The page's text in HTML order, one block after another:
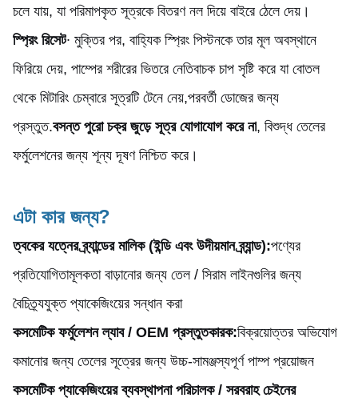
চলে যায়, যা পরিমাপকৃত সূত্রকে বিতরণ নল দিয়ে বাইরে ঠেলে দেয়।
স্প্রিং রিসেট∙ মুক্তির পর, বাহ্যিক স্প্রিং পিস্টনকে তার মূল অবস্থানে
ফিরিয়ে দেয়, পাম্পের শরীরের ভিতরে নেতিবাচক চাপ সৃষ্টি করে যা বোতল
থেকে মিটারিং চেম্বারে সূত্রটি টেনে নেয়,পরবর্তী ডোজের জন্য
প্রস্তুত.বসন্ত পুরো চক্র জুড়ে সূত্র যোগাযোগ করে না, বিশুদ্ধ তেলের
ফর্মুলেশনের জন্য শূন্য দূষণ নিশ্চিত করে।
এটা কার জন্য?
ত্বকের যত্নের ব্র্যান্ডের মালিক (ইন্ডি এবং উদীয়মান ব্র্যান্ড):পণ্যের
প্রতিযোগিতামূলকতা বাড়ানোর জন্য তেল / সিরাম লাইনগুলির জন্য
বৈচিত্র্যযুক্ত প্যাকেজিংয়ের সন্ধান করা
কসমেটিক ফর্মুলেশন ল্যাব / OEM প্রস্তুতকারক:বিক্রয়োত্তর অভিযোগ
কমানোর জন্য তেলের সূত্রের জন্য উচ্চ-সামঞ্জস্যপূর্ণ পাম্প প্রয়োজন
কসমেটিক প্যাকেজিংয়ের ব্যবস্থাপনা পরিচালক / সরবরাহ চেইনের